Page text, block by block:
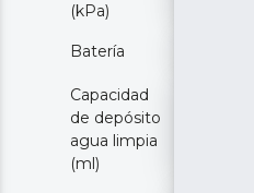
(kPa)
Batería
Capacidad
de depósito
agua limpia
(ml)